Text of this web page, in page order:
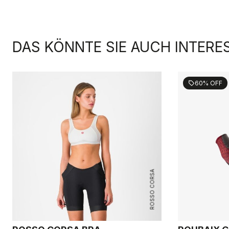
DAS KÖNNTE SIE AUCH
ROSSO CORSA
sell60% OFF